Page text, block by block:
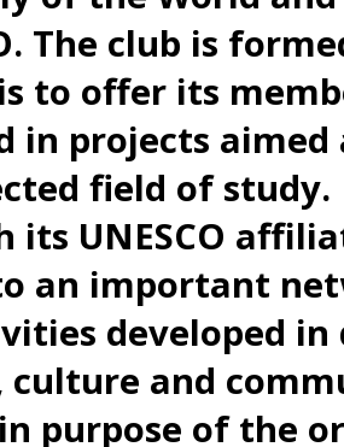
The club is
to offer its
in projects
field of study.
its UNESCO
an important
developed in
culture and
purpose of the